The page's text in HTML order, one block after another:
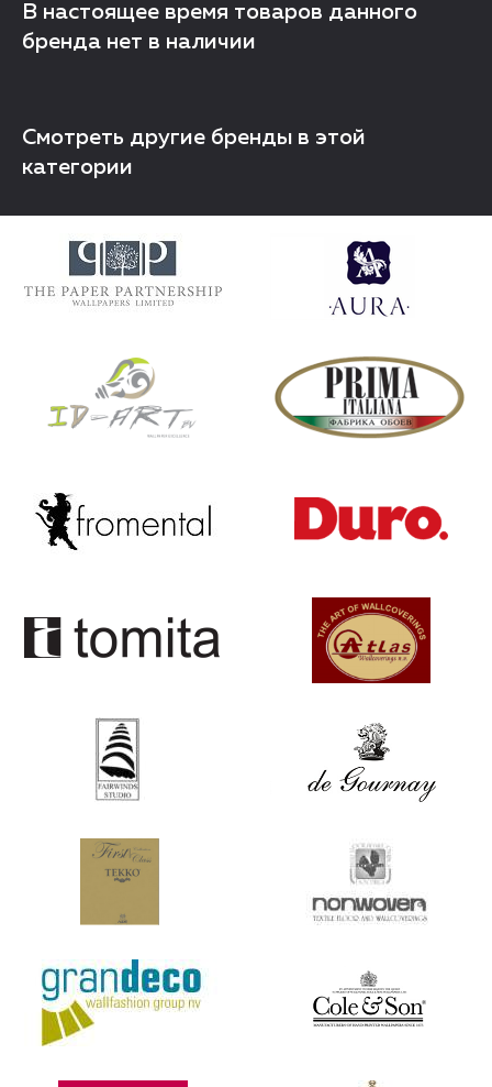
В настоящее время товаров данного
бренда нет в наличии
Смотреть другие бренды в этой
категории